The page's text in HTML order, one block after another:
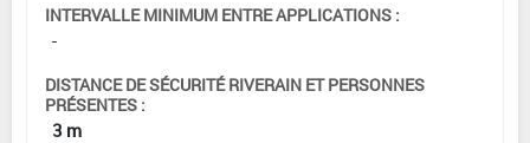
INTERVALLE MINIMUM ENTRE APPLICATIONS :
-
DISTANCE DE SÉCURITÉ RIVERAIN ET PERSONNES
PRÉSENTES :
3 m